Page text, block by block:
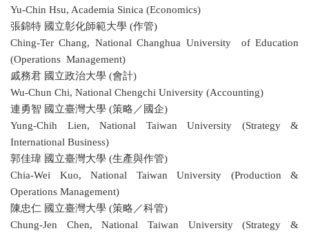
Yu-Chin Hsu, Academia Sinica (Economics)
張錦特 國立彰化師範大學 (作管)
Ching-Ter Chang, National Changhua University of Education
(Operations Management)
戚務君 國立政治大學 (會計)
Wu-Chun Chi, National Chengchi University (Accounting)
連勇智 國立臺灣大學 (策略／國企)
Yung-Chih Lien, National Taiwan University (Strategy &
International Business)
郭佳瑋 國立臺灣大學 (生產與作管)
Chia-Wei Kuo, National Taiwan University (Production &
Operations Management)
陳忠仁 國立臺灣大學 (策略／科管)
Chung-Jen Chen, National Taiwan University (Strategy &